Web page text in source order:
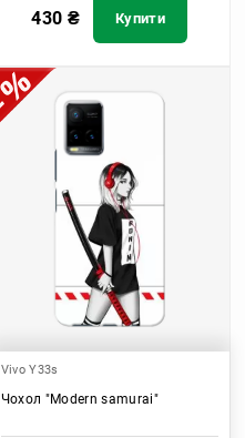
430 ₴ Купити
Vivo Y33s
Чохол "Modern samurai"